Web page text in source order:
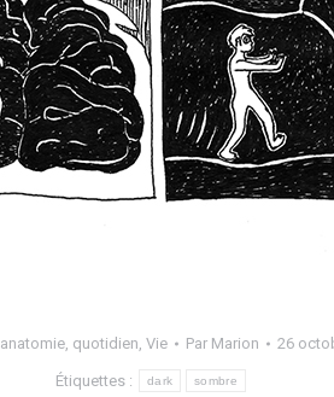
anatomie, quotidien, Vie Par Marion 26
Étiquettes : dark sombre